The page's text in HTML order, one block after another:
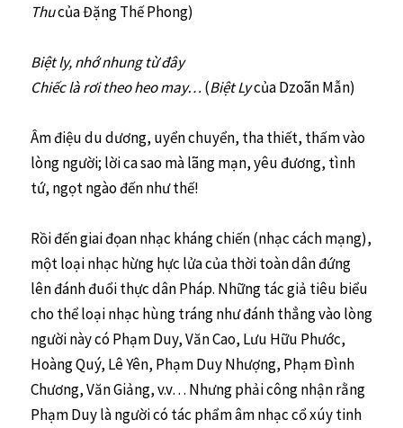
Thucủa Đặng Thế Phong)
Biệt ly, nhớ nhung từ đây
Chiếc là rơi theo heo may…(Biệt Lycủa Dzoãn Mẫn)
Âm điệu du dương, uyển chuyển, tha thiết, thấm vào
lòng người; lời ca sao mà lãng mạn, yêu đương, tình
tứ, ngọt ngào đến như thế!
Rồi đến giai đọan nhạc kháng chiến (nhạc cách mạng),
một loại nhạc hừng hực lửa của thời toàn dân đứng
lên đánh đuổi thực dân Pháp. Những tác giả tiêu biểu
cho thể loại nhạc hùng tráng như đánh thẳng vào lòng
người này có Phạm Duy, Văn Cao, Lưu Hữu Phước,
Hoàng Quý, Lê Yên, Phạm Duy Nhượng, Phạm Đình
Chương, Văn Giảng, v.v… Nhưng phải công nhận rằng
Phạm Duy là người có tác phẩm âm nhạc cổ xúy tinh